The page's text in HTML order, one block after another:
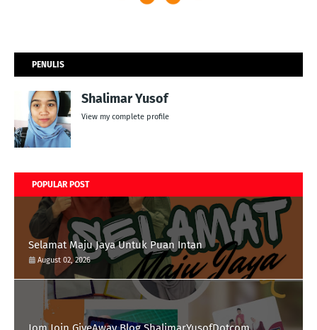
PENULIS
Shalimar Yusof
View my complete profile
POPULAR POST
Selamat Maju Jaya Untuk Puan Intan
August 02, 2026